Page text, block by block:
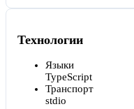
Технологии
Языки
TypeScript
Транспорт
stdio